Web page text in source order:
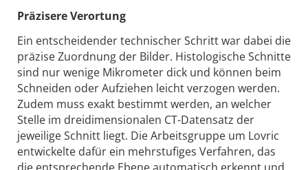
Präzisere Verortung
Ein entscheidender technischer Schritt war dabei die
präzise Zuordnung der Bilder. Histologische Schnitte
sind nur wenige Mikrometer dick und können beim
Schneiden oder Aufziehen leicht verzogen werden.
Zudem muss exakt bestimmt werden, an welcher
Stelle im dreidimensionalen CT-Datensatz der
jeweilige Schnitt liegt. Die Arbeitsgruppe um Lovric
entwickelte dafür ein mehrstufiges Verfahren, das